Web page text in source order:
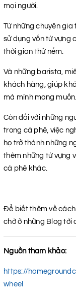
mọi người.
Từ những chuyên
sử dụng vốn từ vựng
thời gian thử nếm.
Và những barista,
khách hàng, giúp
mà mình mong muốn.
Còn đối với những
trong cà phê, việc
họ trở thành những
thêm những từ vựng
cà phê khác.
Để biết thêm về
chờ ở những Blog tới
Nguồn tham khảo:
https://
wheel